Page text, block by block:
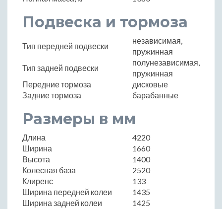
Подвеска и тормоза
Тип передней подвески
независимая,
пружинная
Тип задней подвески
полунезависимая,
пружинная
Передние тормоза
дисковые
Задние тормоза
барабанные
Размеры в мм
Длина
4220
Ширина
1660
Высота
1400
Колесная база
2520
Клиренс
133
Ширина передней колеи
1435
Ширина задней колеи
1425